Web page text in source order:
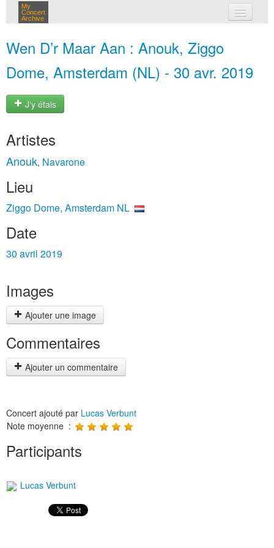
My
Concert
Archive
Wen D’r Maar Aan : Anouk, Ziggo
Dome, Amsterdam (NL) - 30 avr. 2019
J'y étais
Artistes
Anouk, Navarone
Lieu
Ziggo Dome, Amsterdam NL
Date
30 avril 2019
Images
Ajouter une image
Commentaires
Ajouter un commentaire
Concert ajouté par Lucas Verbunt
Note moyenne :
Participants
Lucas Verbunt